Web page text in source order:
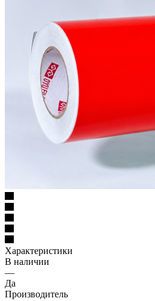
Характеристики
В наличии
—
Да
Производитель